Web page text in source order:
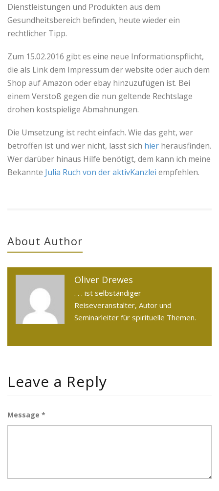
Dienstleistungen und Produkten aus dem
Gesundheitsbereich befinden, heute wieder ein
rechtlicher Tipp.
Zum 15.02.2016 gibt es eine neue Informationspflicht,
die als Link dem Impressum der website oder auch dem
Shop auf Amazon oder ebay hinzuzufügen ist. Bei
einem Verstoß gegen die nun geltende Rechtslage
drohen kostspielige Abmahnungen.
Die Umsetzung ist recht einfach. Wie das geht, wer
betroffen ist und wer nicht, lässt sich hier herausfinden.
Wer darüber hinaus Hilfe benötigt, dem kann ich meine
Bekannte Julia Ruch von der aktivKanzlei empfehlen.
About Author
Oliver Drewes
. . . ist selbständiger
Reiseveranstalter, Autor und
Seminarleiter für spirituelle Themen.
Leave a Reply
Message *